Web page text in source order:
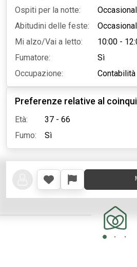
Ospiti per la notte:
Abitudini delle feste:
Mi alzo/Vai a letto:
10:00 -
Fumatore:
Sì
Occupazione:
Contabilità
Preferenze relative al
Età:
37 - 66
Fumo:
Sì